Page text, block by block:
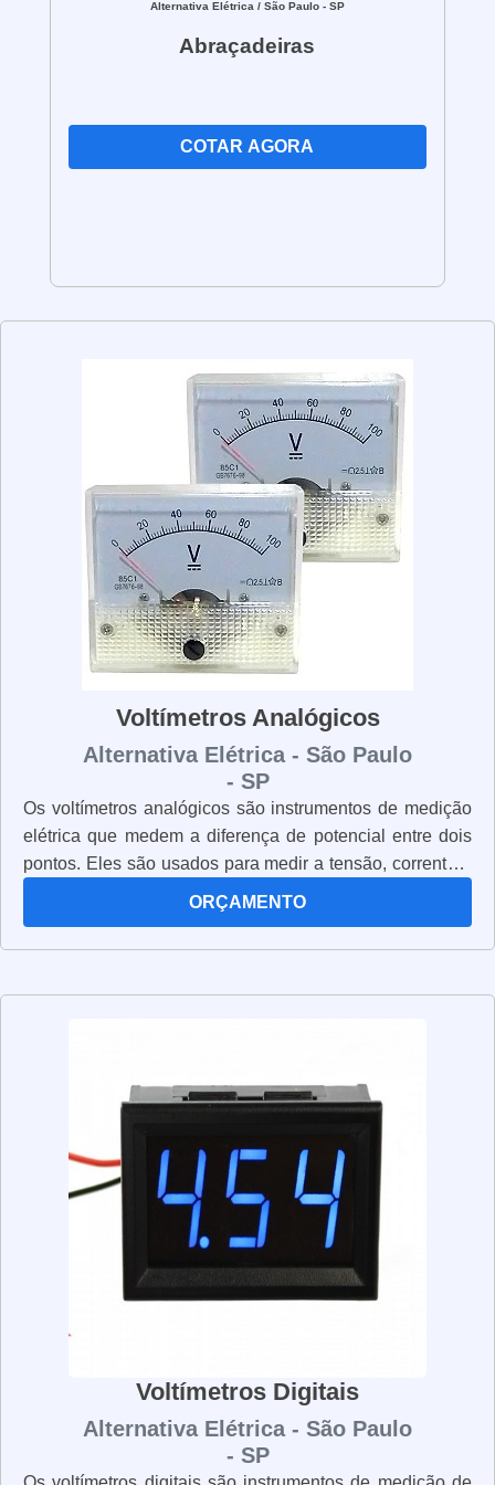
Alternativa Elétrica / São Paulo - SP
Abraçadeiras
COTAR AGORA
Voltímetros Analógicos
Alternativa Elétrica - São Paulo
- SP
Os voltímetros analógicos são instrumentos de medição
elétrica que medem a diferença de potencial entre dois
pontos. Eles são usados para medir a tensão, corrente e
resistência em circuitos elétricos. Os voltímetros
um ponteiro para mostrar a leitura. Eles são muito fáceis
permitem aos usuários ver a leitura de forma clara e
voltímetros analógicos são uma ótima opção para quem
precisa de precisão e confiabilidade em suas medições
ORÇAMENTO
Voltímetros Digitais
Alternativa Elétrica - São Paulo
- SP